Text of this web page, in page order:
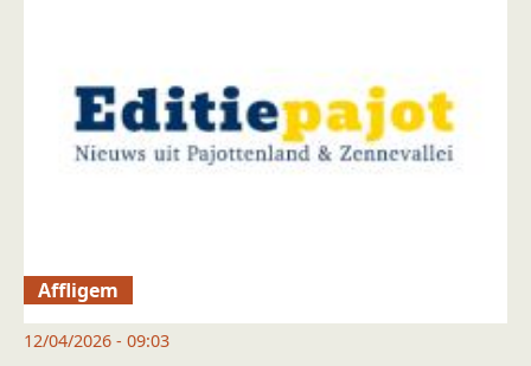
Affligem
12/04/2026 - 09:03